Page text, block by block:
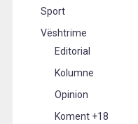
Sport
Vështrime
Editorial
Kolumne
Opinion
Koment +18